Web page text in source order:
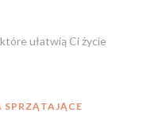
ułatwią Ci życie
SPRZĄTAJĄCE